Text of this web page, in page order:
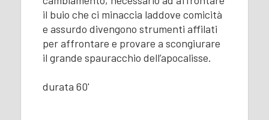
il buio che ci minaccia laddove comicità
e assurdo divengono strumenti affilati
per affrontare e provare a scongiurare
il grande spauracchio dell’apocalisse.
durata 60'